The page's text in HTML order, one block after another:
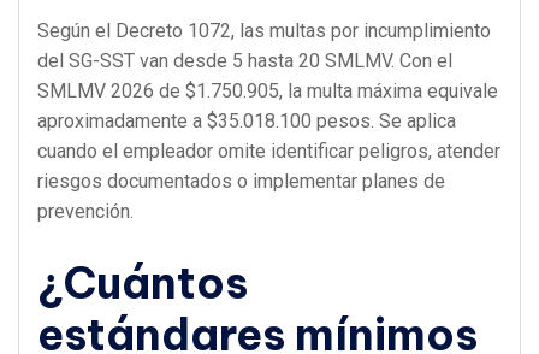
Según el Decreto 1072, las multas por incumplimiento
del SG-SST van desde 5 hasta 20 SMLMV. Con el
SMLMV 2026 de $1.750.905, la multa máxima equivale
aproximadamente a $35.018.100 pesos. Se aplica
cuando el empleador omite identificar peligros, atender
riesgos documentados o implementar planes de
prevención.
¿Cuántos
estándares mínimos